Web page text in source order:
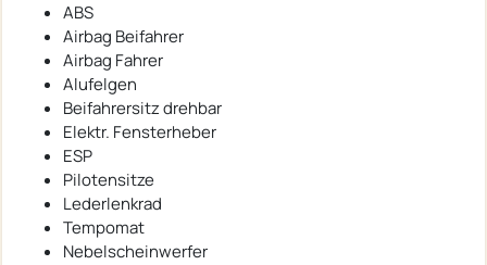
ABS
Airbag Beifahrer
Airbag Fahrer
Alufelgen
Beifahrersitz drehbar
Elektr. Fensterheber
ESP
Pilotensitze
Lederlenkrad
Tempomat
Nebelscheinwerfer